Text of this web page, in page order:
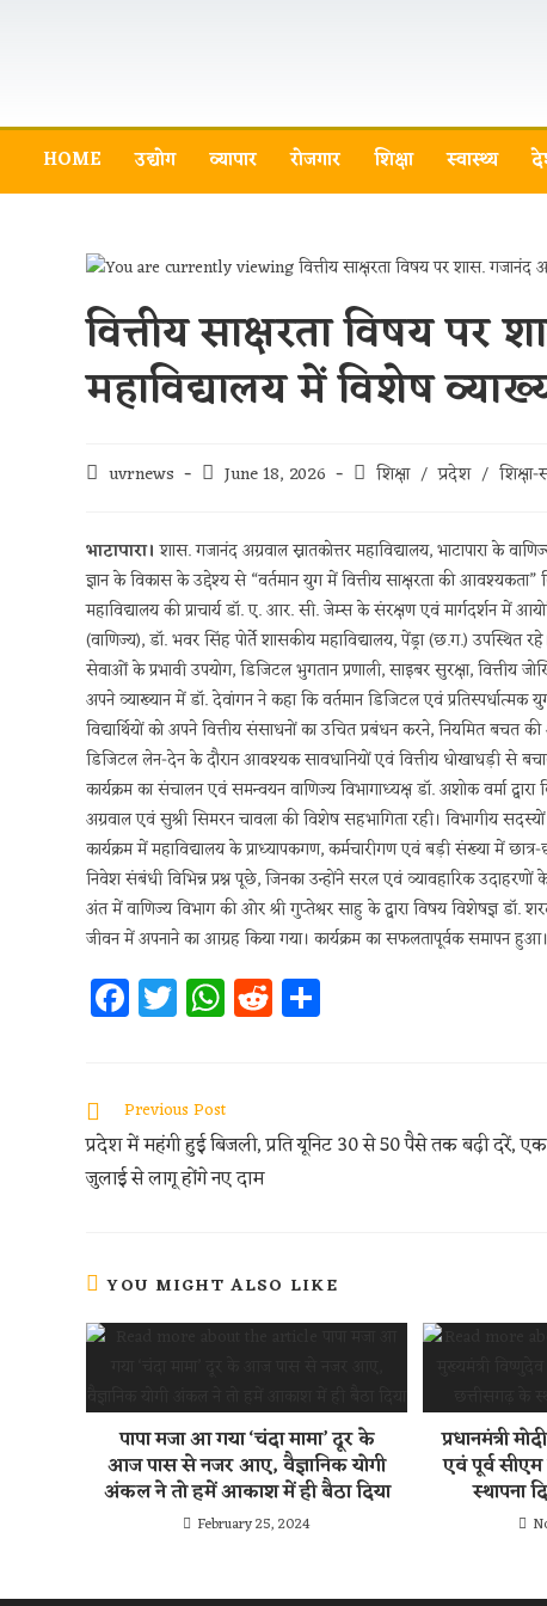
HOME उद्योग व्यापार रोजगार शिक्षा स्वास्थ्य
वित्तीय साक्षरता विषय पर
महाविद्यालय में विशेष
uvrnews June 18, 2026 शिक्षा / प्रदेश / शिक्षा-
भाटापारा। शास. गजानंद अग्रवाल स्नातकोत्तर महाविद्यालय, भाटापारा के
ज्ञान के विकास के उद्देश्य से “वर्तमान युग में वित्तीय साक्षरता की
महाविद्यालय की प्राचार्य डॉ. ए. आर. सी. जेम्स के संरक्षण एवं मार्गदर्शन में
(वाणिज्य), डॉ. भवर सिंह पोर्ते शासकीय महाविद्यालय, पेंड्रा (छ.ग.) उपस्थित
सेवाओं के प्रभावी उपयोग, डिजिटल भुगतान प्रणाली, साइबर सुरक्षा, वित्तीय
अपने व्याख्यान में डॉ. देवांगन ने कहा कि वर्तमान डिजिटल एवं
विद्यार्थियों को अपने वित्तीय संसाधनों का उचित प्रबंधन करने, नियमित
डिजिटल लेन-देन के दौरान आवश्यक सावधानियों एवं वित्तीय धोखाधड़ी से
कार्यक्रम का संचालन एवं समन्वयन वाणिज्य विभागाध्यक्ष डॉ. अशोक वर्मा
अग्रवाल एवं सुश्री सिमरन चावला की विशेष सहभागिता रही। विभागीय
कार्यक्रम में महाविद्यालय के प्राध्यापकगण, कर्मचारीगण एवं बड़ी संख्या में
निवेश संबंधी विभिन्न प्रश्न पूछे, जिनका उन्होंने सरल एवं व्यावहारिक उदाहरणों
अंत में वाणिज्य विभाग की ओर श्री गुप्तेश्वर साहु के द्वारा विषय विशेषज्ञ डॉ.
जीवन में अपनाने का आग्रह किया गया। कार्यक्रम का सफलतापूर्वक समापन हुआ।
Fa
ce
oo
k
T
w
er
W
h
s
A
p
R
e
t
Previous Post
प्रदेश में महंगी हुई बिजली, प्रति यूनिट 30 से 50 पैसे तक बढ़ी दरें, एक
जुलाई से लागू होंगे नए दाम
YOU MIGHT ALSO LIKE
पापा मजा आ गया ‘चंदा मामा’ दूर के
आज पास से नजर आए, वैज्ञानिक योगी
अंकल ने तो हमें आकाश में ही बैठा दिया
February 25, 2024
प्रधानमंत्री
एवं पूर्व
स्थापना